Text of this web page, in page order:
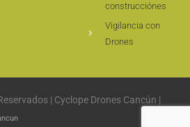
construcciónes
Vigilancia con
Drones
| Cyclope Drones Cancún |